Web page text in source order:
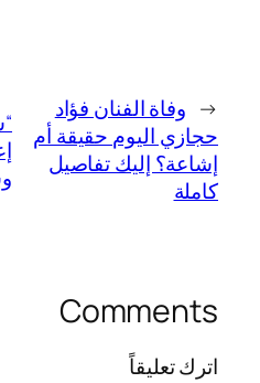
← وفاة الفنان فؤاد
حجازي اليوم حقيقة أم
إشاعة؟ إليك تفاصيل
كاملة
Comments
اترك تعليقاً